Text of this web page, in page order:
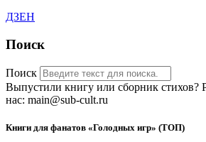
ДЗЕН
Поиск
Поиск
Выпустили книгу или сборник стихов?
нас: main@sub-cult.ru
Книги для фанатов «Голодных игр» (ТОП)